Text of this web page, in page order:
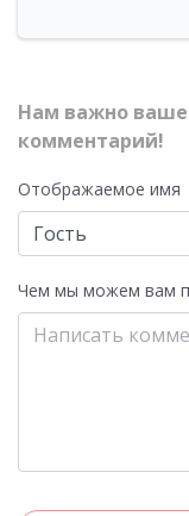
Нам важно
комментарий!
Отображаемое имя
Чем мы можем вам